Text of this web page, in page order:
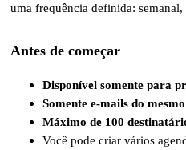
uma frequência definida:
Antes de começar
Disponível somente para
Somente e-mails do
Máximo de 100
Você pode criar vários